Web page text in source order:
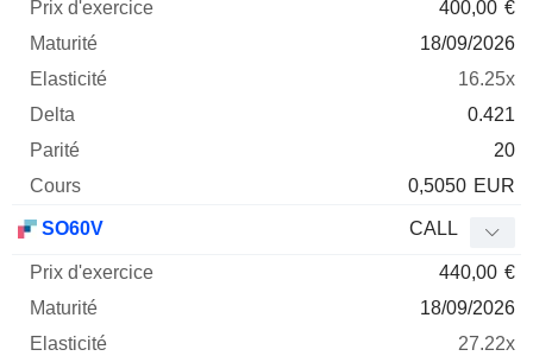
Mnemo Type
Parité
400,00 €
18/09/2026
16.25x
0.421
20
0,5050 EUR
SO60V CALL
440,00 €
18/09/2026
27.22x